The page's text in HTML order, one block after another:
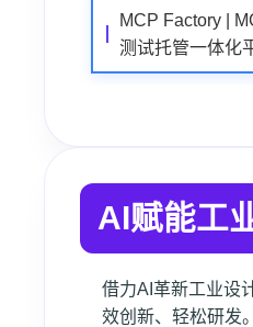
MCP Factory |
测试托管一体化
AI赋能工
借力AI革新工业设
效创新、轻松研发。